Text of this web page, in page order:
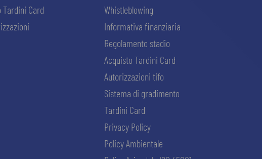
Tardini Card
Whistleblowing
Informativa finanziaria
Regolamento stadio
Acquisto Tardini Card
Autorizzazioni tifo
Sistema di gradimento
Tardini Card
Privacy Policy
Policy Ambientale